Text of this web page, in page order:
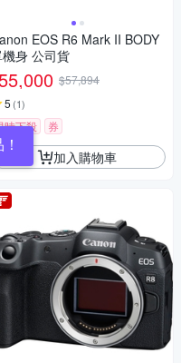
EOS R6 Mark II BODY
身 公司貨
$57,894
5 (1)
時下殺 券
加入購物車